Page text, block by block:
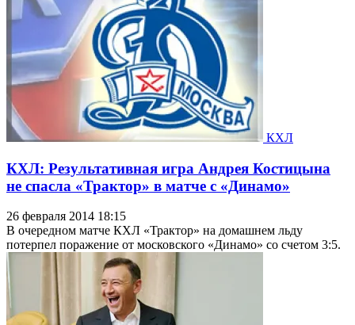
КХЛ
КХЛ: Результативная игра Андрея Костицына
не спасла «Трактор» в матче с «Динамо»
26 февраля 2014 18:15
В очередном матче КХЛ «Трактор» на домашнем льду
потерпел поражение от московского «Динамо» со счетом 3:5.